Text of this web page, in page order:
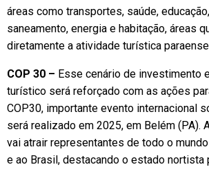
áreas como transportes, saúde,
saneamento, energia e habitação, áreas
diretamente a atividade turística
COP 30 – Esse cenário de investimento
turístico será reforçado com as ações
COP30, importante evento internacional
será realizado em 2025, em Belém (PA).
vai atrair representantes de todo o
e ao Brasil, destacando o estado nortista